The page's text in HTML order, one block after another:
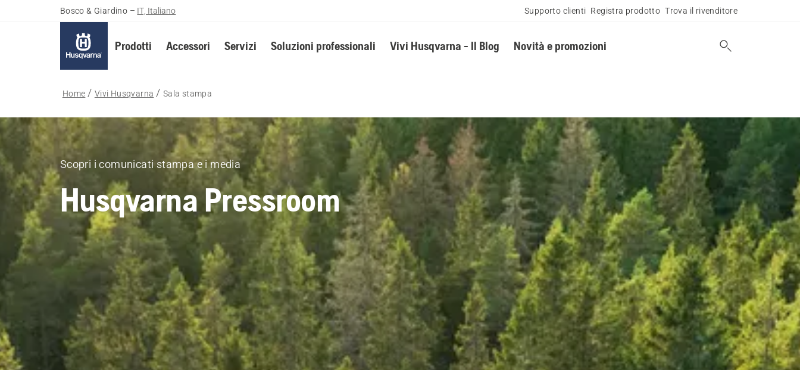
Bosco & Giardino – IT, Italiano Supporto clienti Registra prodotto Trova il rivenditore
Prodotti Accessori Servizi Soluzioni professionali Vivi Husqvarna - Il Blog Novità e promozioni
Home Vivi Husqvarna Sala stampa
Scopri i comunicati stampa e i media
Husqvarna Pressroom